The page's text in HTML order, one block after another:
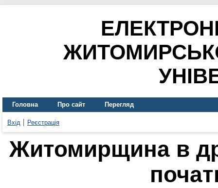
Головна Про сайт Перегляд
Вхід Реєстрація
Житомирщина в